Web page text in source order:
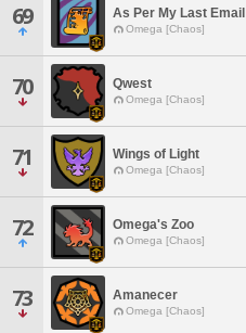
69 As Per My Last Email
Omega [Chaos]
70 Qwest
Omega [Chaos]
71 Wings of Light
Omega [Chaos]
72 Omega's Zoo
Omega [Chaos]
73 Amanecer
Omega [Chaos]